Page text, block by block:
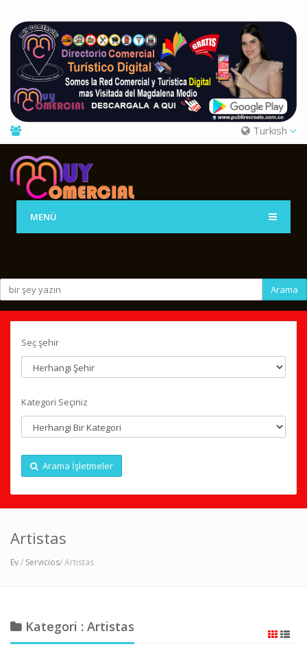
Turkish
MENÜ
Arama
Seç şehir
Kategori Seçiniz
Arama İşletmeler
Artistas
Ev/ Servicios/ Artistas
Kategori : Artistas